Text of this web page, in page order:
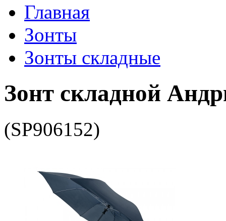
Главная
Зонты
Зонты складные
Зонт складной
(SP906152)